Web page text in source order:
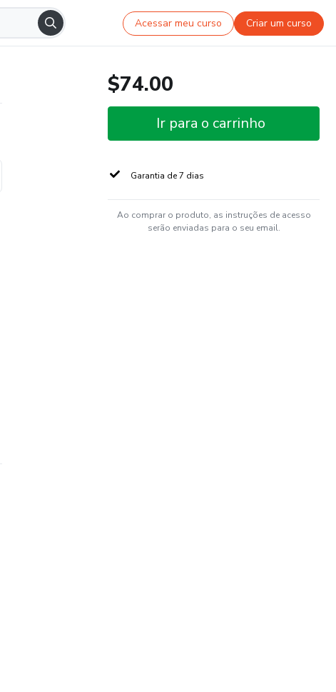
Acessar meu curso Criar um curso
$74.00
Ir para o carrinho
Garantia de 7 dias
Ao comprar o produto, as instruções de acesso
serão enviadas para o seu email.